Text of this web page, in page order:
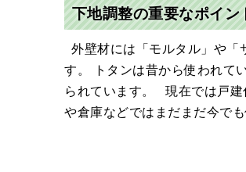
下地調整の重要なポイ
外壁材には「モルタル」や「
す。 トタンは昔から使われて
られています。 現在では戸
や倉庫などではまだまだ今でも